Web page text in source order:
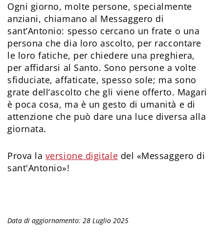
Ogni giorno, molte persone, specialmente
anziani, chiamano al Messaggero di
sant’Antonio: spesso cercano un frate o una
persona che dia loro ascolto, per raccontare
le loro fatiche, per chiedere una preghiera,
per affidarsi al Santo. Sono persone a volte
sfiduciate, affaticate, spesso sole; ma sono
grate dell’ascolto che gli viene offerto. Magari
è poca cosa, ma è un gesto di umanità e di
attenzione che può dare una luce diversa alla
giornata.
Prova la versione digitale del «Messaggero di
sant'Antonio»!
Data di aggiornamento: 28 Luglio 2025